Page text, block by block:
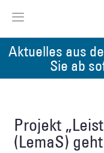
Aktuelles aus
Sie ab
Projekt
(LemaS)